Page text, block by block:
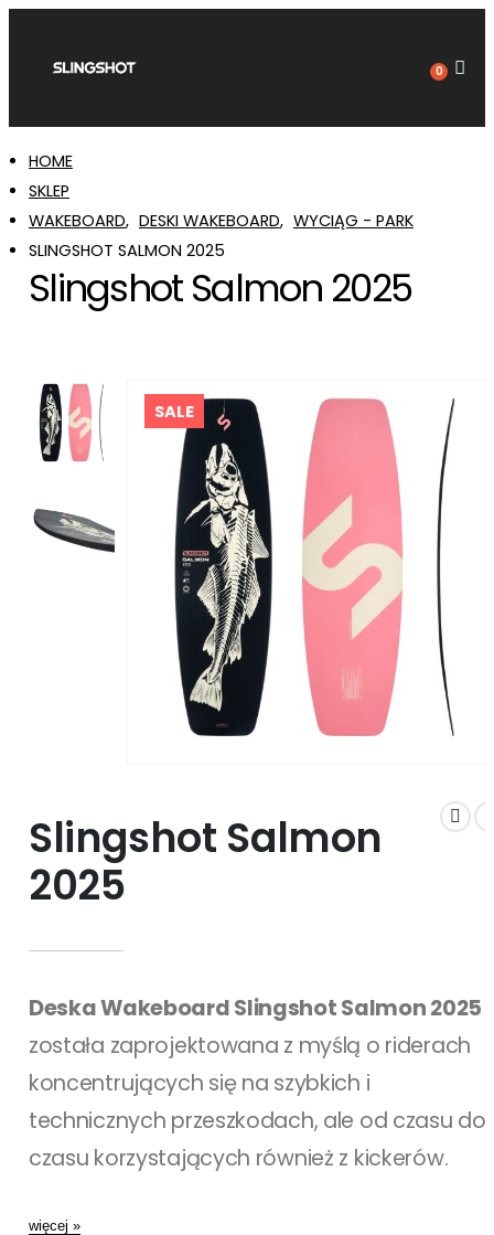
0
HOME
SKLEP
WAKEBOARD, DESKI WAKEBOARD, WYCIĄG - PARK
SLINGSHOT SALMON 2025
Slingshot Salmon 2025
SALE
Slingshot Salmon
2025
Deska Wakeboard Slingshot Salmon 2025
została zaprojektowana z myślą o riderach
koncentrujących się na szybkich i
technicznych przeszkodach, ale od czasu do
czasu korzystających również z kickerów.
więcej »